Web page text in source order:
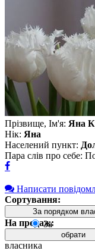
Прізвище, Ім'я: Яна
Нік: Яна
Населений пункт:
Пара слів про себе:
Написати
Сортування:
За порядком
За
власника
На продаж:
обрати